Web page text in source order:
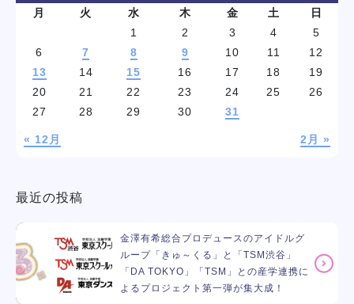
月
火 水 木 金 土 日
« 12月 2月 »
1 2 3 4
5
6
7 8 9 10 11
12
13
14 15 16 17 18
19
20
21 22 23 24 25
26
27
28 29 30 31
最近の投稿
金澤有希総合プロデュースのアイドルグ
ループ「きゅ～くる」と「TSM渋谷」
「DA TOKYO」「TSM」との産学連携に
よるプロジェクト第一弾が集大成！